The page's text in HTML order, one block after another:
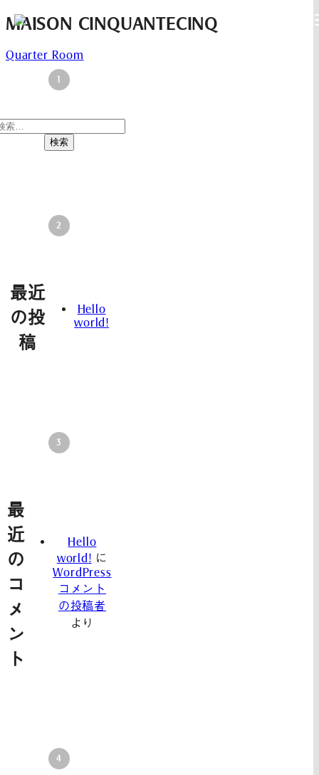
MAISON CINQUANTECINQ
投
ビ
Quarter Room
最近
の投
稿
Hello
world!
最
近
の
コ
メ
ン
ト
Hello
world! に
WordPress
コメント
の投稿者
より